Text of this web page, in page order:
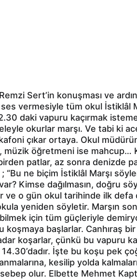
Sert’in konuşması ve
vermesiyle tüm okul İstiklâl
daki vapuru kaçırmak
okurlar marşı. Ve tabi ki
çıkar ortaya. Okul
müzik öğretmeni ise
patlar, az sonra denizde
“Bu ne biçim İstiklâl Marşı
Kimse dağılmasın, doğru
ve o gün okul tarihinde ilk
okula yeniden söyletir. Marşın
için tüm güçleriyle
koşmaya başlarlar. Canhıraş
koşarlar, çünkü bu vapuru
İşte bu koşu pek
kesilip yolda
sebep olur. Elbette Mehmet